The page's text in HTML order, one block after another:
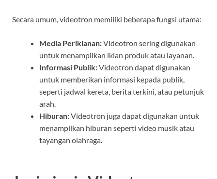
Secara umum, videotron memiliki beberapa fungsi utama:
Media Periklanan:Videotron sering digunakan
untuk menampilkan iklan produk atau layanan.
Informasi Publik:Videotron dapat digunakan
untuk memberikan informasi kepada publik,
seperti jadwal kereta, berita terkini, atau petunjuk
arah.
Hiburan:Videotron juga dapat digunakan untuk
menampilkan hiburan seperti video musik atau
tayangan olahraga.